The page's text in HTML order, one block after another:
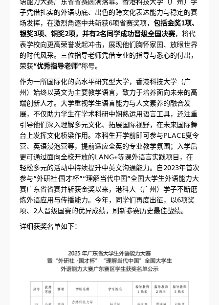
子凭借扎实的外语功底、出色的跨文化表达能力与稳定的赛
场发挥，在激烈角逐中共斩获6项省赛奖项， 包括金奖1项、
银奖3项、铜奖2项，并有2名同学成功晋级全国决赛，将代
表学校向更高荣誉发起冲击，展现他们胸怀家国、放眼世界
的时代风采。三位指导老师凭借专业的指导与悉心的付出，
荣获“优秀指导老师”称号。
作为一所国际化的高水平研究型大学，香港科技大学（广
州）始终以英文为主要教学语言，致力于培养面向未来的高
端创新人才。大学重视学生语言能力与人文素养的融合发
展，不仅助力学生在学术科研中娴熟运用语言工具，还注重
引导他们深入理解多元文化、拓展国际视野，在未来国际舞
台上发挥文化桥梁作用。本科生开学前即可参与PLACE夏令
营、英语浸泡营等，提前适应全英的专业教学氛围；入学后
更可通过面向全校开放的LANG+等课外语言实践项目，在
轻松多元的活动中持续提升中英文沟通能力。自2023年首次
参与“外研社·国才杯”“理解当代中国”全国大学生外语能力大
赛广东省省赛并斩获金奖以来，港科大（广州）学子不断磨
炼外语应用与传播能力。今年，同学们再度出征，以6项奖
项、2人晋级国赛的优异成绩，刷新参赛历史最佳战绩。
详细获奖名单如下：